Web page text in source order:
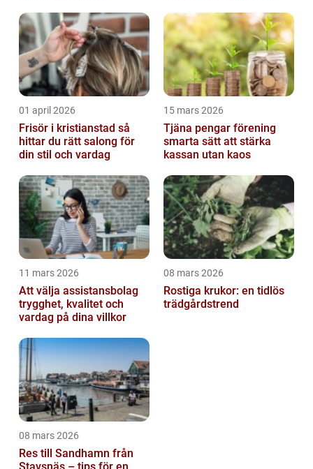
01 april 2026
Frisör i kristianstad så
hittar du rätt salong för
din stil och vardag
15 mars 2026
Tjäna pengar förening
smarta sätt att stärka
kassan utan kaos
11 mars 2026
Att välja assistansbolag
trygghet, kvalitet och
vardag på dina villkor
08 mars 2026
Rostiga krukor: en tidlös
trädgårdstrend
08 mars 2026
Res till Sandhamn från